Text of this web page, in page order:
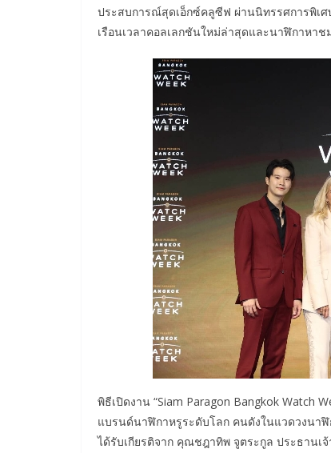
ประสบการณ์สุดเอ็กซ์คลูซีฟ ผ่านนิทรรศการพิเศ
เรือนเวลาคอลเลกชันใหม่ล่าสุดและนาฬิกาหา
พิธีเปิดงาน “Siam Paragon Bangkok Watch
แบรนด์นาฬิกาหรูระดับโลก คนดังในแวดวงนาฬิ
ได้รับเกียรติจาก คุณชฎาทิพ จูตระกูล ประธานเ